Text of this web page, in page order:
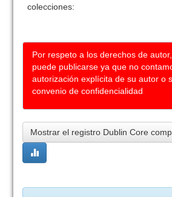
colecciones:
Por respeto a los derechos de
puede publicarse ya que no
autorización explícita de su autor o
convenio de confidencialidad
Mostrar el registro Dublin Core